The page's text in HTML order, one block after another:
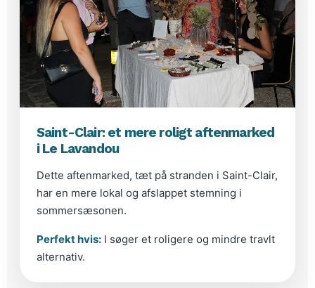
Saint-Clair: et mere roligt aftenmarked
i Le Lavandou
Dette aftenmarked, tæt på stranden i Saint-Clair,
har en mere lokal og afslappet stemning i
sommersæsonen.
Perfekt hvis: I søger et roligere og mindre travlt
alternativ.